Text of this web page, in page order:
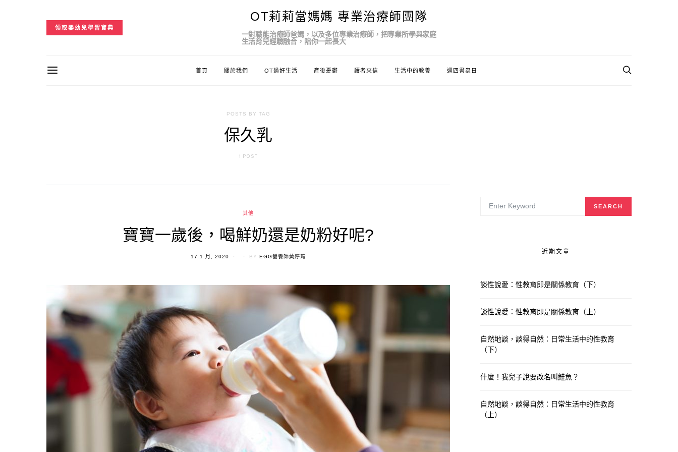
領取嬰幼兒學習寶典
OT莉莉當媽媽 專業治療師團隊
一對職能治療師爸媽，以及多位專業治療師，把專業所學與家庭
生活育兒經驗融合，陪你一起長大
首頁 關於我們 OT過好生活 產後憂鬱 讀者來信 生活中的教養 週四書蟲日
POSTS BY TAG
保久乳
1 POST
其他
寶寶一歲後，喝鮮奶還是奶粉好呢?
POSTED
17 1 月, 2020 BY EGG營養師黃婷筠
SEARCH
近期文章
談性說愛：性教育即是關係教育（下）
談性說愛：性教育即是關係教育（上）
自然地談，談得自然：日常生活中的性教育
（下）
什麼！我兒子說要改名叫鮭魚？
自然地談，談得自然：日常生活中的性教育
（上）